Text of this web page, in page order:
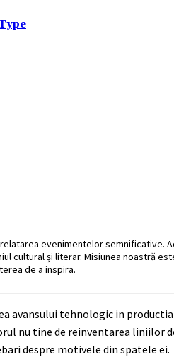
evenimentelor semnificative.
cultural și literar. Misiunea noastră
de a inspira.
avansului tehnologic in
nu tine de reinventarea liniilor
despre motivele din spatele ei.